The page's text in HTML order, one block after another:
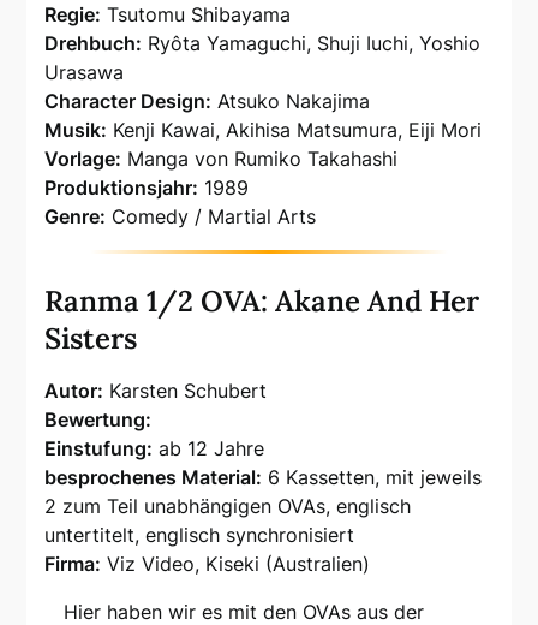
Regie: Tsutomu Shibayama
Drehbuch: Ryôta Yamaguchi, Shuji Iuchi, Yoshio
Urasawa
Character Design: Atsuko Nakajima
Musik: Kenji Kawai, Akihisa Matsumura, Eiji Mori
Vorlage: Manga von Rumiko Takahashi
Produktionsjahr: 1989
Genre: Comedy / Martial Arts
Ranma 1/2 OVA: Akane And Her
Sisters
Autor: Karsten Schubert
Bewertung:
Einstufung: ab 12 Jahre
besprochenes Material: 6 Kassetten, mit jeweils
2 zum Teil unabhängigen OVAs, englisch
untertitelt, englisch synchronisiert
Firma: Viz Video, Kiseki (Australien)
Hier haben wir es mit den OVAs aus der